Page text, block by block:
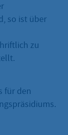
so ist über
zu
für den